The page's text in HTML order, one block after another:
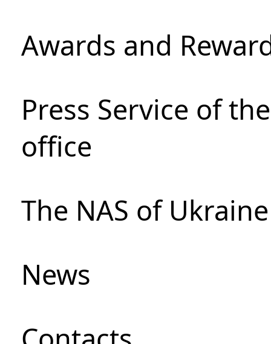
Awards and
Press Service of
office
The NAS of
News